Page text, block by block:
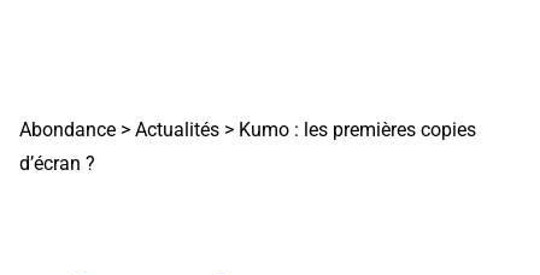
Abondance > Actualités > Kumo : les premières copies
d’écran ?